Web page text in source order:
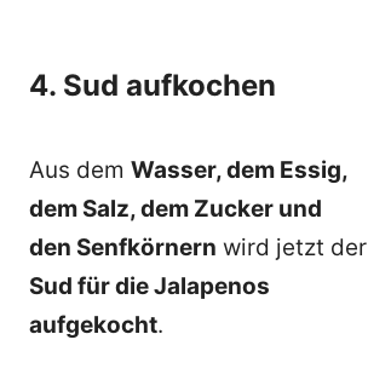
4. Sud aufkochen
Aus dem Wasser, dem Essig,
dem Salz, dem Zucker und
den Senfkörnern wird jetzt der
Sud für die Jalapenos
aufgekocht.